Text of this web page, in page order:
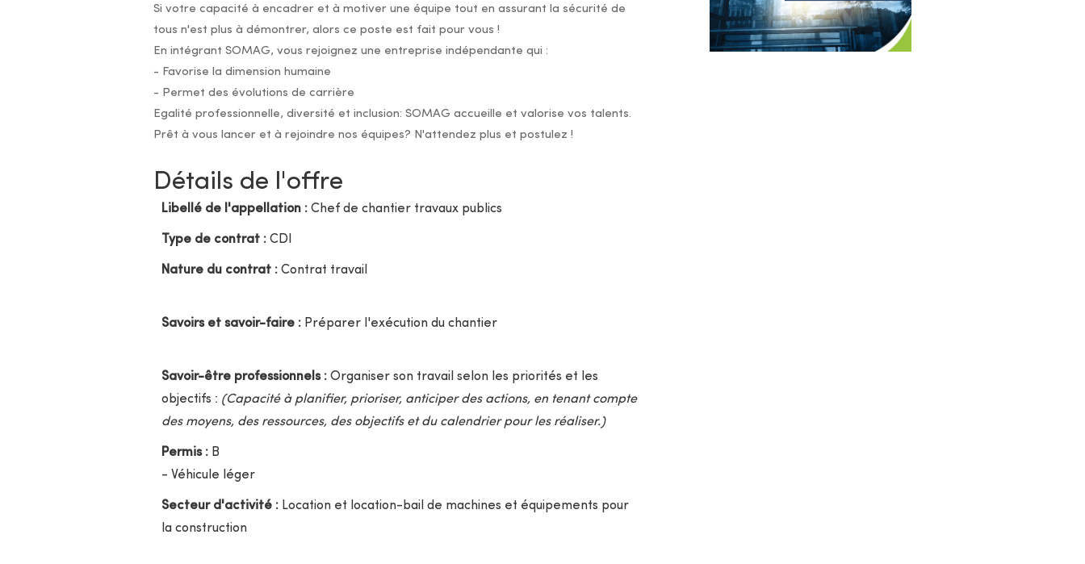
Si votre capacité à encadrer et à motiver une équipe tout en assurant la sécurité de
tous n'est plus à démontrer, alors ce poste est fait pour vous !
En intégrant SOMAG, vous rejoignez une entreprise indépendante qui :
- Favorise la dimension humaine
- Permet des évolutions de carrière
Egalité professionnelle, diversité et inclusion: SOMAG accueille et valorise vos talents.
Prêt à vous lancer et à rejoindre nos équipes? N'attendez plus et postulez !
Détails de l'offre
Libellé de l'appellation :Chef de chantier travaux publics
Type de contrat :CDI
Nature du contrat :Contrat travail
Savoirs et savoir-faire : Préparer l'exécution du chantier
Savoir-être professionnels : Organiser son travail selon les priorités et les
objectifs : (Capacité à planifier, prioriser, anticiper des actions, en tenant compte
des moyens, des ressources, des objectifs et du calendrier pour les réaliser.)
Permis : B
- Véhicule léger
Secteur d'activité :Location et location-bail de machines et équipements pour
la construction